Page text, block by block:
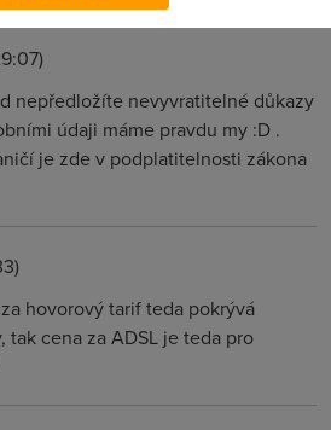
nepředložíte nevyvratitelné důkazy
údaji máme pravdu my :D .
je zde v podplatitelnosti zákona
hovorový tarif teda pokrývá
tak cena za ADSL je teda pro